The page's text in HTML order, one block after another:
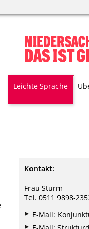
Leichte Sprache
Kontakt:
Frau Sturm
Tel. 0511 9898-
E-Mail: